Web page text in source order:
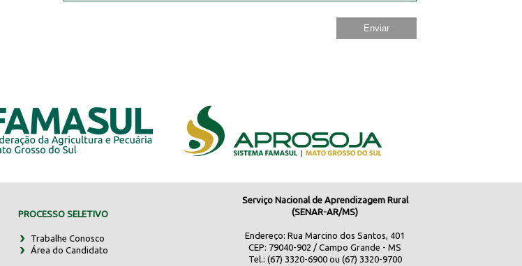
PROCESSO SELETIVO
Trabalhe Conosco
Área do Candidato
Serviço Nacional de Aprendizagem Rural
(SENAR-AR/MS)
Endereço: Rua Marcino dos Santos, 401
CEP: 79040-902 / Campo Grande - MS
Tel.: (67) 3320-6900 ou (67) 3320-9700